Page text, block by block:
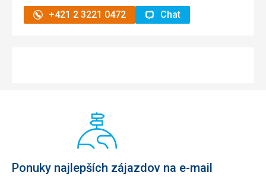
+421 2 3221 0472 Chat
Ponuky najlepších zájazdov na e-mail